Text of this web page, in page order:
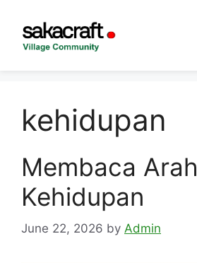
content
kehidupan
Membaca Arah
Kehidupan
June 22, 2026 by Admin